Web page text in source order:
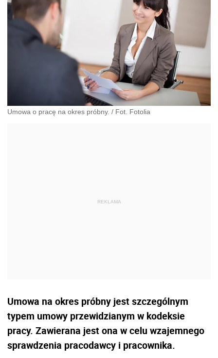
Umowa o pracę na okres próbny. / Fot. Fotolia
Umowa na okres próbny jest szczególnym
typem umowy przewidzianym w kodeksie
pracy. Zawierana jest ona w celu wzajemnego
sprawdzenia pracodawcy i pracownika.